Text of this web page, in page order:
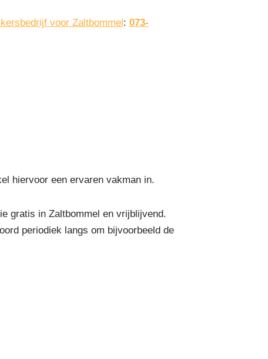
voor Zaltbommel: 073-
hiervoor een ervaren vakman in.
gratis in Zaltbommel en vrijblijvend.
periodiek langs om bijvoorbeeld de